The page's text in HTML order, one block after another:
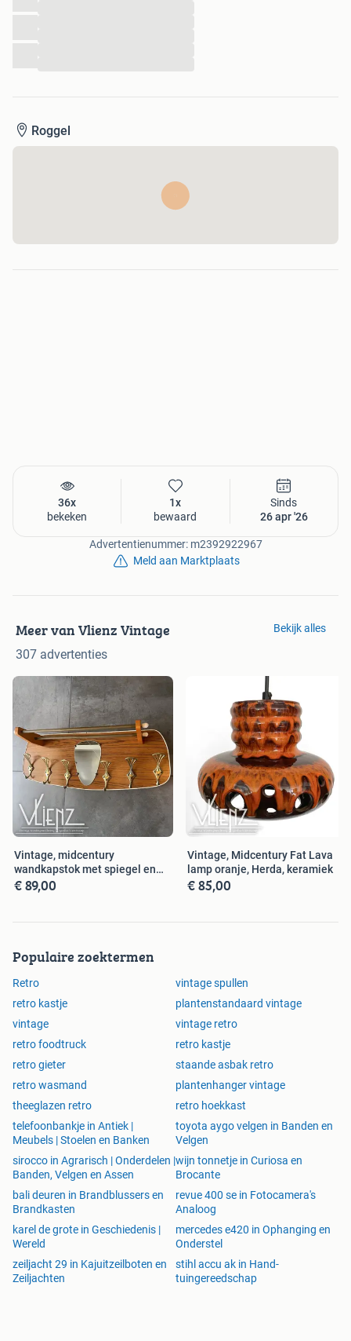
Roggel
36x
bekeken
1x
bewaard
Sinds
26 apr '26
Advertentienummer: m2392922967
Meld aan Marktplaats
Meer van Vlienz Vintage
307 advertenties
Bekijk alles
Vintage, midcentury
wandkapstok met spiegel en
hoedenrek
€ 89,00
Vintage, Midcentury Fat Lava
lamp oranje, Herda, keramiek
€ 85,00
Populaire zoektermen
Retro
vintage spullen
retro kastje
plantenstandaard vintage
vintage
vintage retro
retro foodtruck
retro kastje
retro gieter
staande asbak retro
retro wasmand
plantenhanger vintage
theeglazen retro
retro hoekkast
telefoonbankje in Antiek |
Meubels | Stoelen en Banken
toyota aygo velgen in Banden en
Velgen
sirocco in Agrarisch | Onderdelen |
Banden, Velgen en Assen
wijn tonnetje in Curiosa en
Brocante
bali deuren in Brandblussers en
Brandkasten
revue 400 se in Fotocamera's
Analoog
karel de grote in Geschiedenis |
Wereld
mercedes e420 in Ophanging en
Onderstel
zeiljacht 29 in Kajuitzeilboten en
Zeiljachten
stihl accu ak in Hand-
tuingereedschap